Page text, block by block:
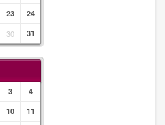
23
24
30 31
3
4
10
11